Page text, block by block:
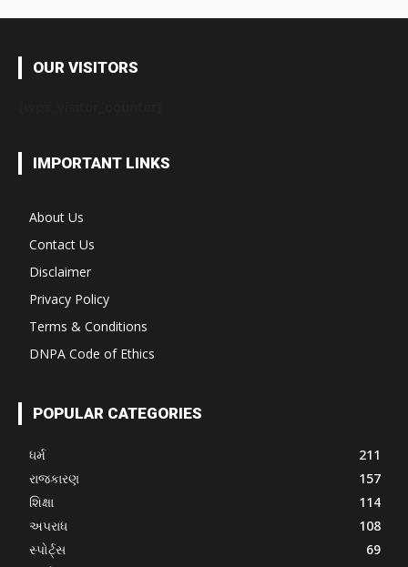
OUR VISITORS
IMPORTANT LINKS
About Us
Contact Us
Disclaimer
Privacy Policy
Terms & Conditions
DNPA Code of Ethics
POPULAR CATEGORIES
ધર્મ
211
રાજકારણ
157
શિક્ષા
114
અપરાધ
108
સ્પોર્ટ્સ
69